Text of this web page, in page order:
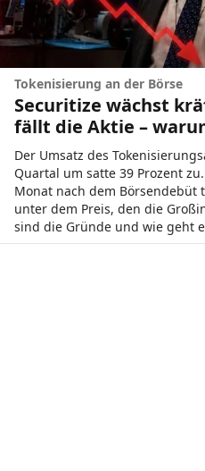
Tokenisierung an der Börse
Securitize wächst
fällt die Aktie –
Der Umsatz des
Quartal um satte 39 Prozent
Monat nach dem Börsendebüt
unter dem Preis, den die
sind die Gründe und wie geht